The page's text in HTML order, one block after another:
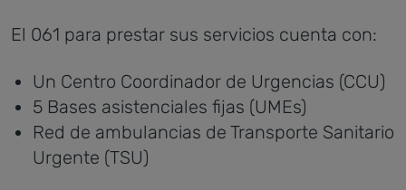
El 061 para prestar sus servicios cuenta con:
Un Centro Coordinador de Urgencias (CCU)
5 Bases asistenciales fijas (UMEs)
Red de ambulancias de Transporte Sanitario
Urgente (TSU)